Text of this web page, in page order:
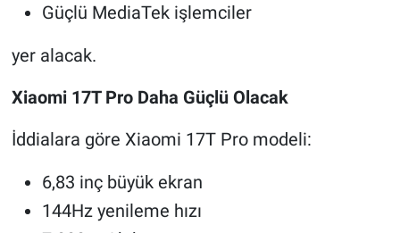
Güçlü MediaTek işlemciler
yer alacak.
Xiaomi 17T Pro Daha Güçlü Olacak
İddialara göre Xiaomi 17T Pro modeli:
6,83 inç büyük ekran
144Hz yenileme hızı